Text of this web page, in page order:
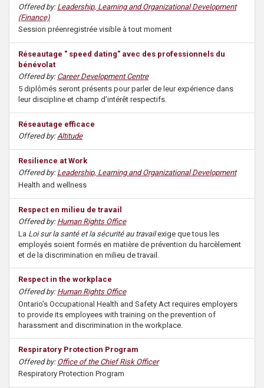
Offered by: Leadership, Learning and Organizational Development
(Finance)
Session préenregistrée visible à tout moment
Réseautage " speed dating" avec des professionnels du
bénévolat
Offered by: Career Development Centre
5 diplômés seront présents pour parler de leur expérience dans
leur discipline et champ d’intérêt respectifs.
Réseautage efficace
Offered by:Altitude
Resilience at Work
Offered by: Leadership, Learning and Organizational Development
Health and wellness
Respect en milieu de travail
Offered by: Human Rights Office
La Loi sur la santé et la sécurité au travailexige que tous les
employés soient formés en matière de prévention du harcèlement
et de la discrimination en milieu de travail.
Respect in the workplace
Offered by: Human Rights Office
Ontario’s Occupational Health and Safety Act requires employers
to provide its employees with training on the prevention of
harassment and discrimination in the workplace.
Respiratory Protection Program
Offered by: Office of the Chief Risk Officer
Respiratory Protection Program